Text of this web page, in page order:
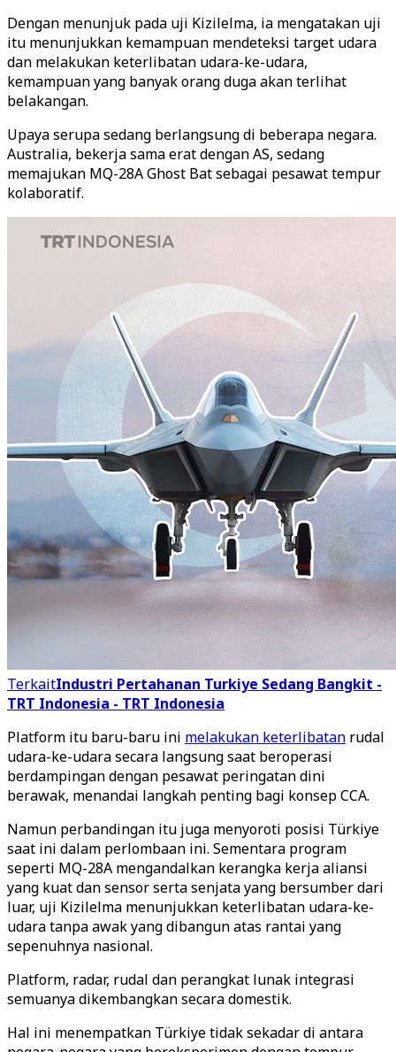
Dengan menunjuk pada uji Kizilelma, ia mengatakan uji
itu menunjukkan kemampuan mendeteksi target udara
dan melakukan keterlibatan udara-ke-udara,
kemampuan yang banyak orang duga akan terlihat
belakangan.
Upaya serupa sedang berlangsung di beberapa negara.
Australia, bekerja sama erat dengan AS, sedang
memajukan MQ-28A Ghost Bat sebagai pesawat tempur
kolaboratif.
TerkaitIndustri Pertahanan Turkiye Sedang Bangkit -
TRT Indonesia - TRT Indonesia
Platform itu baru-baru ini melakukan keterlibatan rudal
udara-ke-udara secara langsung saat beroperasi
berdampingan dengan pesawat peringatan dini
berawak, menandai langkah penting bagi konsep CCA.
Namun perbandingan itu juga menyoroti posisi Türkiye
saat ini dalam perlombaan ini. Sementara program
seperti MQ-28A mengandalkan kerangka kerja aliansi
yang kuat dan sensor serta senjata yang bersumber dari
luar, uji Kizilelma menunjukkan keterlibatan udara-ke-
udara tanpa awak yang dibangun atas rantai yang
sepenuhnya nasional.
Platform, radar, rudal dan perangkat lunak integrasi
semuanya dikembangkan secara domestik.
Hal ini menempatkan Türkiye tidak sekadar di antara